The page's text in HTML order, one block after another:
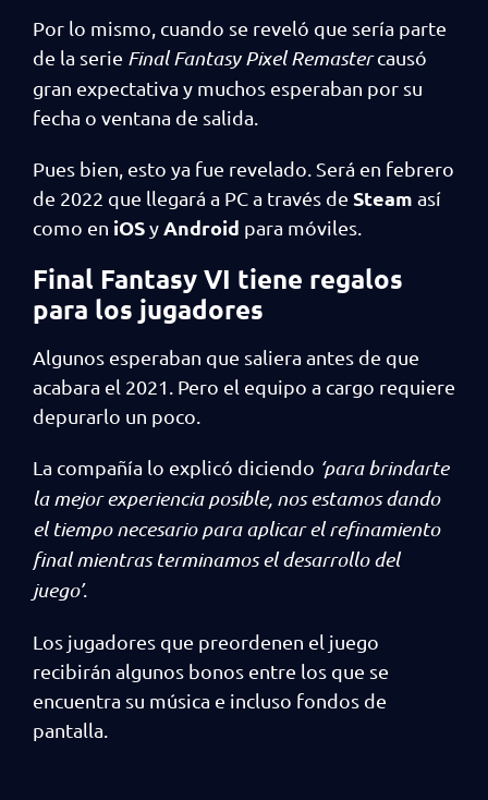
Por lo mismo, cuando se reveló que sería parte
de la serie Final Fantasy Pixel Remastercausó
gran expectativa y muchos esperaban por su
fecha o ventana de salida.
Pues bien, esto ya fue revelado. Será en febrero
de 2022 que llegará a PC a través de Steam así
como en iOSyAndroid para móviles.
Final Fantasy VI tiene regalos
para los jugadores
Algunos esperaban que saliera antes de que
acabara el 2021. Pero el equipo a cargo requiere
depurarlo un poco.
La compañía lo explicó diciendo ‘para brindarte
la mejor experiencia posible, nos estamos dando
el tiempo necesario para aplicar el refinamiento
final mientras terminamos el desarrollo del
juego’.
Los jugadores que preordenen el juego
recibirán algunos bonos entre los que se
encuentra su música e incluso fondos de
pantalla.